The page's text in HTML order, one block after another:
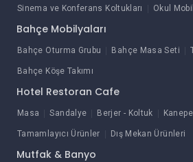
Sinema ve Konferans Koltukları Okul
Bahçe Mobilyaları
Bahçe Oturma Grubu Bahçe Masa Seti
Bahçe Köşe Takımı
Hotel Restoran Cafe
Masa Sandalye Berjer - Koltuk
Tamamlayıcı Ürünler Dış Mekan Ürünleri
Mutfak & Banyo